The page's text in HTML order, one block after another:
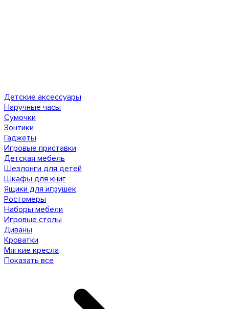
Детские аксессуары
Наручные часы
Сумочки
Зонтики
Гаджеты
Игровые приставки
Детская мебель
Шезлонги для детей
Шкафы для книг
Ящики для игрушек
Ростомеры
Наборы мебели
Игровые столы
Диваны
Кроватки
Мягкие кресла
Показать все